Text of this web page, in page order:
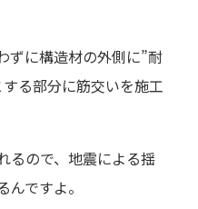
ずに構造材の外側に”耐
る部分に筋交いを施工
るので、地震による揺
ですよ。